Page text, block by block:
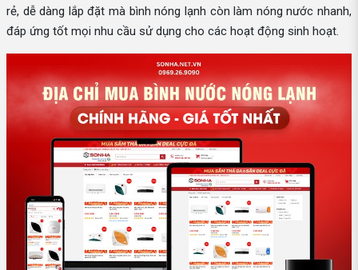
rẻ, dễ dàng lắp đặt mà bình nóng lạnh còn làm nóng nước nhanh,
đáp ứng tốt mọi nhu cầu sử dụng cho các hoạt động sinh hoạt.